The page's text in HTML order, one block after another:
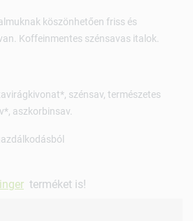
köszönhetően friss és
Koffeinmentes szénsavas italok.
szénsav, természetes
aszkorbinsav.
terméket is!